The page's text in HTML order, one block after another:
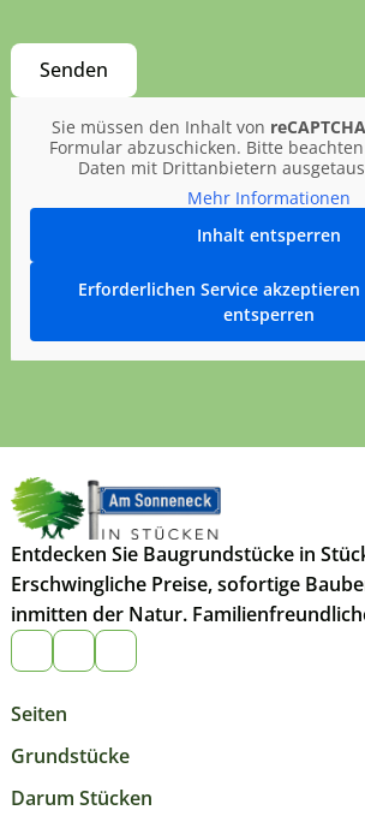
Sie müssen den Inhalt von reCAPTCHA
Formular abzuschicken. Bitte
Daten mit Drittanbietern
Mehr Informationen
Inhalt entsperren
Erforderlichen Service
entsperren
Entdecken Sie Baugrundstücke in
Erschwingliche Preise, sofortige
inmitten der Natur.
Seiten
Grundstücke
Darum Stücken